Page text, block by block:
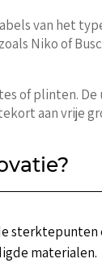
van het
Niko of
of plinten. De
aan vrije
materialen.